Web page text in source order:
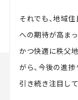
それでも、地域
への期待が高ま
かつ快適に秩父
がら、今後の進
引き続き注目し